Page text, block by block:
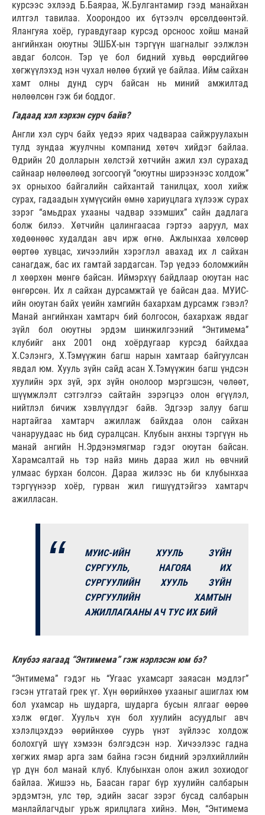
курсээс эхлээд Б.Баяраа, Ж.Булгантамир гээд манайхан
илтгэл тавилаа. Хоорондоо их бүтээлч өрсөлдөөнтэй.
Ялангуяа хоёр, гуравдугаар курсэд орсноос хойш манай
ангийнхан оюутны ЭШБХ-ын тэргүүн шагналыг ээлжлэн
авдаг болсон. Тэр үе бол бидний хувьд өөрсдийгөө
хөгжүүлэхэд нэн чухал нөлөө бүхий үе байлаа. Ийм сайхан
хамт олны дунд сурч байсан нь миний амжилтад
нөлөөлсөн гэж би боддог.
Гадаад хэл хэрхэн сурч байв?
Англи хэл сурч байх үедээ ярих чадвараа сайжруулахын
тулд зундаа жуулчны компанид хөтөч хийдэг байлаа.
Өдрийн 20 долларын хөлстэй хөтчийн ажил хэл сурахад
сайнаар нөлөөлөөд зогсоогүй “оюутны ширээнээс холдож”
эх орныхоо байгалийн сайхантай танилцах, хоол хийж
сурах, гадаадын хүмүүсийн өмнө хариуцлага хүлээж сурах
зэрэг “амьдрах ухааны чадвар эзэмших” сайн дадлага
болж билээ. Хөтчийн цалингаасаа гэртээ ааруул, мах
хөдөөнөөс худалдан авч ирж өгнө. Ажлынхаа хөлсөөр
өөртөө хувцас, хичээлийн хэрэглэл авахад их л сайхан
санагдаж, бас их гамтай зардагсан. Тэр үедээ боломжийн
л хөөрхөн мөнгө байсан. Иймэрхүү байдлаар оюутан нас
өнгөрсөн. Их л сайхан дурсамжтай үе байсан даа. МУИС-
ийн оюутан байх үеийн хамгийн бахархам дурсамж гэвэл?
Манай ангийнхан хамтарч бий болгосон, бахархаж явдаг
зүйл бол оюутны эрдэм шинжилгээний “Энтимема”
клубийг анх 2001 онд хоёрдугаар курсэд байхдаа
Х.Сэлэнгэ, Х.Тэмүүжин багш нарын хамтаар байгуулсан
явдал юм. Хууль зүйн сайд асан Х.Тэмүүжин багш үндсэн
хуулийн эрх зүй, эрх зүйн онолоор мэргэшсэн, чөлөөт,
шүүмжлэлт сэтгэлгээ сайтайн зэрэгцээ олон өгүүлэл,
нийтлэл бичиж хэвлүүлдэг байв. Эдгээр залуу багш
нартайгаа хамтарч ажиллаж байхдаа олон сайхан
чанаруудаас нь бид суралцсан. Клубын анхны тэргүүн нь
манай ангийн Н.Эрдэнэмягмар гэдэг оюутан байсан.
Харамсалтай нь тэр найз минь дараа жил нь өвчний
улмаас бурхан болсон. Дараа жилээс нь би клубынхаа
тэргүүнээр хоёр, гурван жил гишүүдтэйгээ хамтарч
ажилласан.
МУИС-ИЙН ХУУЛЬ ЗҮЙН
СУРГУУЛЬ, НАГОЯА ИХ
СУРГУУЛИЙН ХУУЛЬ ЗҮЙН
СУРГУУЛИЙН ХАМТЫН
АЖИЛЛАГААНЫ АЧ ТУС ИХ БИЙ
Клубээ яагаад “Энтимема” гэж нэрлэсэн юм бэ?
“Энтимема” гэдэг нь “Угаас ухамсарт заяасан мэдлэг”
гэсэн утгатай грек үг. Хүн өөрийнхөө ухааныг ашиглах юм
бол ухамсар нь шударга, шударга бусын ялгааг өөрөө
хэлж өгдөг. Хуульч хүн бол хуулийн асуудлыг авч
хэлэлцэхдээ өөрийнхөө суурь үнэт зүйлээс холдож
болохгүй шүү хэмээн бэлгэдсэн нэр. Хичээлээс гадна
хөгжих ямар арга зам байна гэсэн бидний эрэлхийллийн
үр дүн бол манай клуб. Клубынхан олон ажил зохиодог
байлаа. Жишээ нь, Баасан гараг бүр хуулийн салбарын
эрдэмтэн, улс төр, эдийн засаг зэрэг бусад салбарын
манлайлагчдыг урьж ярилцлага хийнэ. Мөн, “Энтимема